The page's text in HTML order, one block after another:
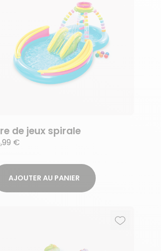
de jeux spirale
€
AJOUTER AU PANIER
favoris
des favoris Ajouter